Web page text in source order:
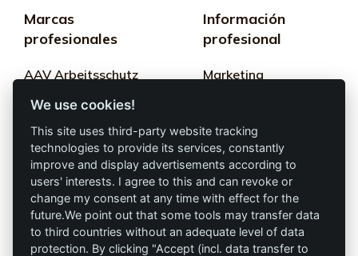
Marcas
profesionales
AAV Arbeitsschutz
Allprotec® Solo
trabaja seguro
Omniprotect –
Tienda Online
Información
profesional
Marketing
condiciones
Privacidad
Impresión
Contacto
We use cookies!
This site uses third-party website tracking
technologies to provide its services, constantly
improve and display advertisements according to
users' interests. I agree to this and can revoke or
change my consent at any time with effect for the
future.We point out that some tools may transfer data
to third countries without an adequate level of data
protection. By clicking "Accept (incl. data transfer to